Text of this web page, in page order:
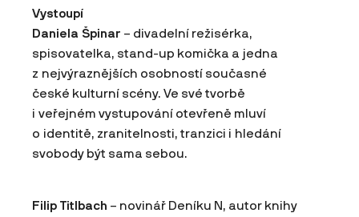
Vystoupí
Daniela Špinar – divadelní režisérka,
spisovatelka, stand-up komička a jedna
z nejvýraznějších osobností současné
české kulturní scény. Ve své tvorbě
i veřejném vystupování otevřeně mluví
o identitě, zranitelnosti, tranzici i hledání
svobody být sama sebou.
Filip Titlbach – novinář Deníku N, autor knihy